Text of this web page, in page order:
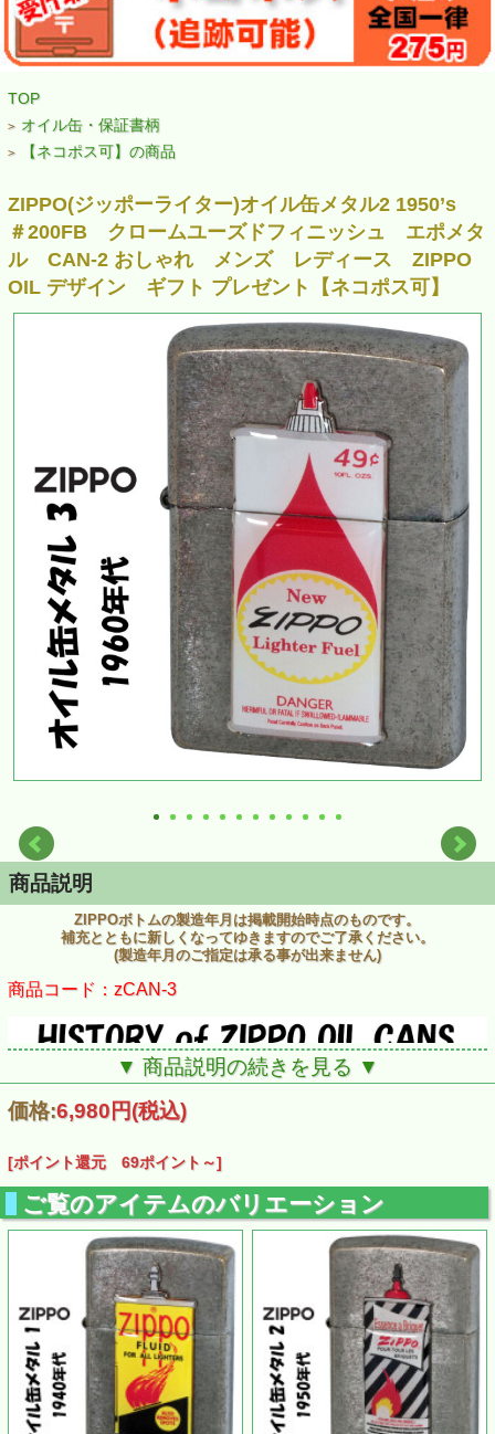
TOP
> オイル缶・保証書柄
> 【ネコポス可】の商品
ZIPPO(ジッポーライター)オイル缶メタル2 1950’s
＃200FB クロームユーズドフィニッシュ エポメタ
ル CAN-2 おしゃれ メンズ レディース ZIPPO
OIL デザイン ギフト プレゼント【ネコポス可】
商品説明
ZIPPOボトムの製造年月は掲載開始時点のものです。
補充とともに新しくなってゆきますのでご了承ください。
(製造年月のご指定は承る事が出来ません)
商品コード：zCAN-3
▼ 商品説明の続きを見る ▼
価格:6,980円(税込)
[ポイント還元 69ポイント～]
ご覧のアイテムのバリエーション